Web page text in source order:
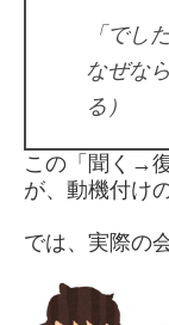
「でし
なぜな
る）
この「聞く→
が、動機付け
では、実際の